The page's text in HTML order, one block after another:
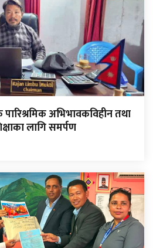
पारिश्रमिक अभिभावकविहीन तथा
लागि समर्पण